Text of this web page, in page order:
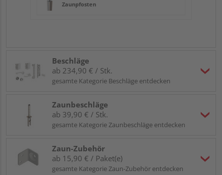
Zaunpfosten
Beschläge
ab 234,90 € / Stk.
gesamte Kategorie Beschläge entdecken
Zaunbeschläge
ab 39,90 € / Stk.
gesamte Kategorie Zaunbeschläge entdecken
Zaun-Zubehör
ab 15,90 € / Paket(e)
gesamte Kategorie Zaun-Zubehör entdecken